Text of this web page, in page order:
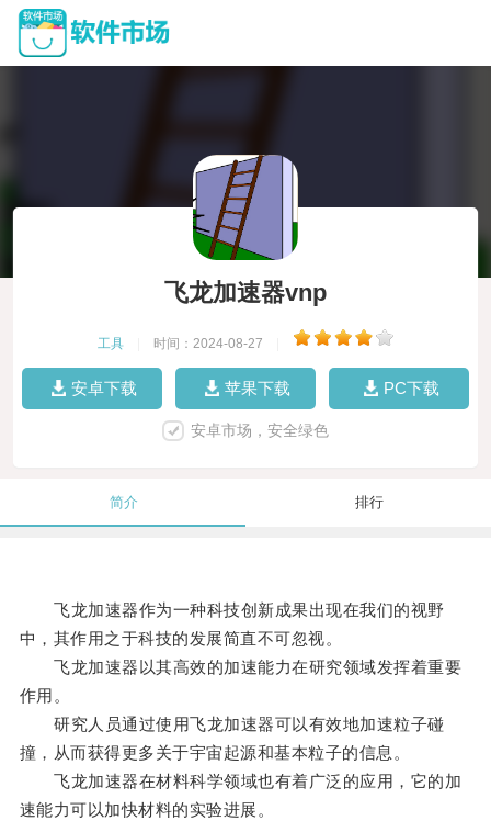
飞龙加速器vnp
工具 时间：2024-08-27
安卓下载 苹果下载 PC下载
安卓市场，安全绿色
简介 排行
飞龙加速器作为一种科技创新成果出现在我们的视野
中，其作用之于科技的发展简直不可忽视。
飞龙加速器以其高效的加速能力在研究领域发挥着重要
作用。
研究人员通过使用飞龙加速器可以有效地加速粒子碰
撞，从而获得更多关于宇宙起源和基本粒子的信息。
飞龙加速器在材料科学领域也有着广泛的应用，它的加
速能力可以加快材料的实验进展。